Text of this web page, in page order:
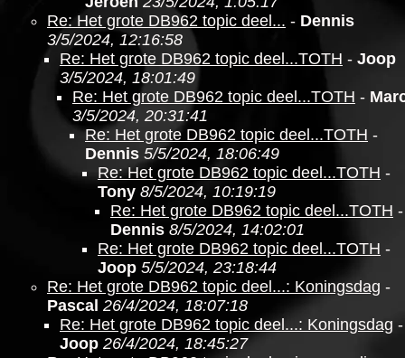
Re: Het grote DB962 topic deel... - Dennis
3/5/2024, 12:16:58
Re: Het grote DB962 topic deel...TOTH - Joop
3/5/2024, 18:01:49
Re: Het grote DB962 topic deel...TOTH -
3/5/2024, 20:31:41
Re: Het grote DB962 topic deel...TOTH -
Dennis 5/5/2024, 18:06:49
Re: Het grote DB962 topic deel...TOTH -
Tony 8/5/2024, 10:19:19
Re: Het grote DB962 topic deel...TOTH -
Dennis 8/5/2024, 14:02:01
Re: Het grote DB962 topic deel...TOTH -
Joop 5/5/2024, 23:18:44
Re: Het grote DB962 topic deel...: Koningsdag -
Pascal 26/4/2024, 18:07:18
Re: Het grote DB962 topic deel...: Koningsdag -
Joop 26/4/2024, 18:45:27